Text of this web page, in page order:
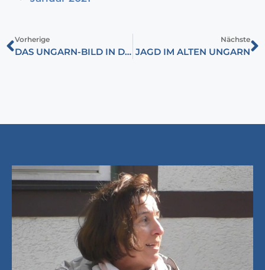
Vorherige
DAS UNGARN-BILD IN DEUTSCHLAND 1990–2021
Nächste
JAGD IM ALTEN UNGARN